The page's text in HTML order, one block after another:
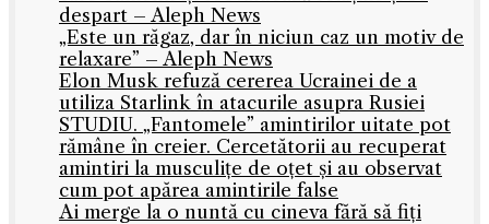
despart – Aleph News
„Este un răgaz, dar în niciun caz un motiv de
relaxare” – Aleph News
Elon Musk refuză cererea Ucrainei de a
utiliza Starlink în atacurile asupra Rusiei
STUDIU. „Fantomele” amintirilor uitate pot
rămâne în creier. Cercetătorii au recuperat
amintiri la musculițe de oțet și au observat
cum pot apărea amintirile false
Ai merge la o nuntă cu cineva fără să fiți